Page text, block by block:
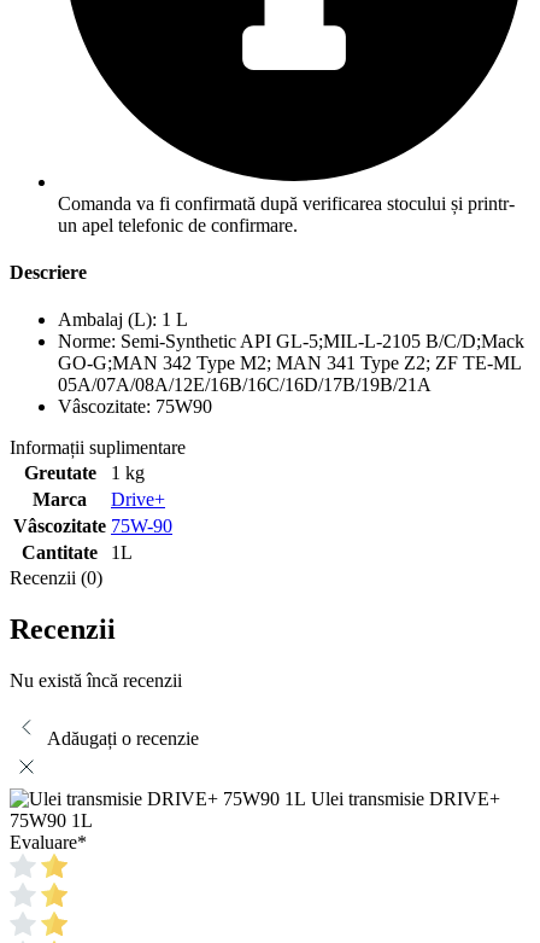
Comanda va fi confirmată după verificarea stocului și printr-
un apel telefonic de confirmare.
Descriere
Ambalaj (L): 1 L
Norme: Semi-Synthetic API GL-5;MIL-L-2105 B/C/D;Mack
GO-G;MAN 342 Type M2; MAN 341 Type Z2; ZF TE-ML
05A/07A/08A/12E/16B/16C/16D/17B/19B/21A
Vâscozitate: 75W90
Informații suplimentare
Greutate
1 kg
Marca
Drive+
Vâscozitate 75W-90
Cantitate
1L
Recenzii (0)
Recenzii
Nu există încă recenzii
Adăugați o recenzie
Ulei transmisie DRIVE+
75W90 1L
Evaluare*